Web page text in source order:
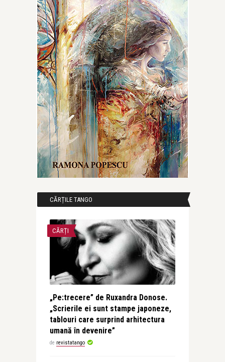
CĂRȚILE TANGO
CĂRȚI
„Pe:trecere” de Ruxandra Donose.
„Scrierile ei sunt stampe japoneze,
tablouri care surprind arhitectura
umană în devenire”
de revistatango